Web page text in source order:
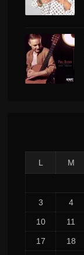
L M
3 4
10 11
17 18